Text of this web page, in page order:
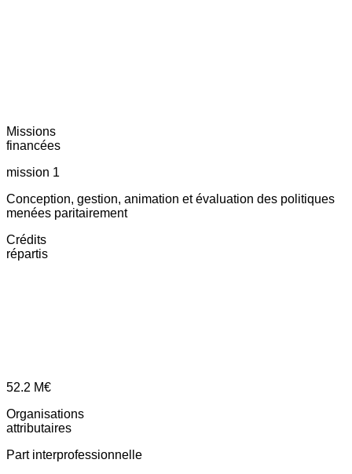
Missions
financées
mission 1
Conception, gestion, animation et évaluation des politiques
menées paritairement
Crédits
répartis
52.2 M€
Organisations
attributaires
Part interprofessionnelle